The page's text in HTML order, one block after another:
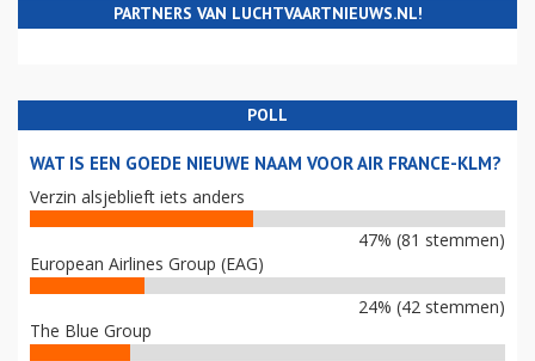
PARTNERS VAN LUCHTVAARTNIEUWS.NL!
POLL
WAT IS EEN GOEDE NIEUWE NAAM VOOR AIR FRANCE-KLM?
Verzin alsjeblieft iets anders
47% (81 stemmen)
European Airlines Group (EAG)
24% (42 stemmen)
The Blue Group